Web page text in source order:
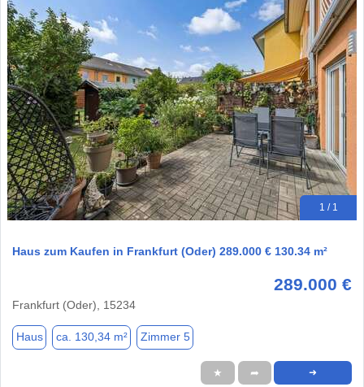
1 / 1
Haus zum Kaufen in Frankfurt (Oder) 289.000 € 130.34 m²
289.000 €
Frankfurt (Oder), 15234
Haus ca. 130,34 m² Zimmer 5
★ ➦ ➜